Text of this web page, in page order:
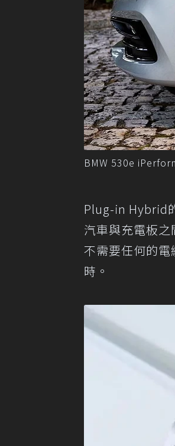
BMW 530e
Plug-in Hybrid
汽車與充電板
不需要任何的
時。